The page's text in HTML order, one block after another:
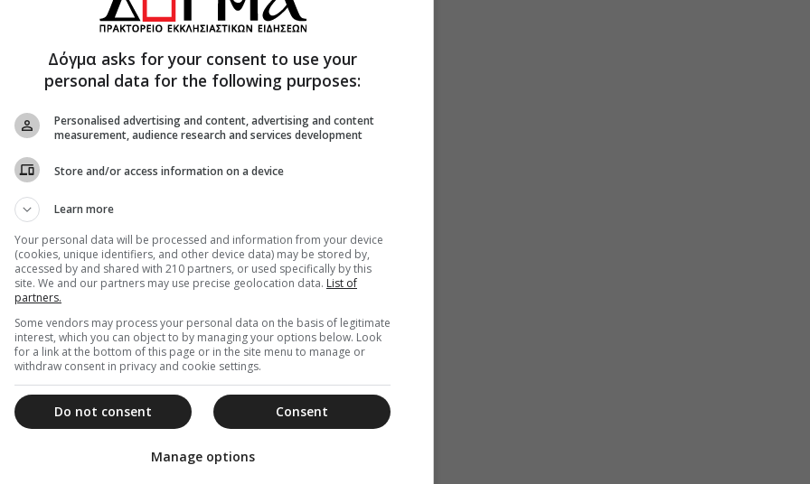
του τυφλού, έδειξε τον ίδιο τον τρόπο με
αρχή της δημιουργίας. Έτσι, το θαύμα γίνεται
Θεού, ο Δημιουργός του σύμπαντος κόσμου,
ἐγένετο». Ο Ίδιος που δημιούργησε τον
για να τον αναδημιουργήσει, να τον
ανοίξει τον δρόμο της σωτηρίας. Η πρώτη
και την παρακοή, γι’ αυτό ο Χριστός
να επαναφέρει τον άνθρωπο στη
με το Θεό.
στη στάση των ανθρώπων απέναντι στα
και οι παριστάμενοι ερευνούσαν και
και σήμερα ο άνθρωπος συχνά παραμένει
στη σύγκριση. Υπογράμμισε ότι ο άνθρωπος δεν
ενεργεί στη ζωή του άλλου, αλλά να αγωνίζεται
για τις δωρεές του Θεού. Η υπερβολική
σημείωσε, απομακρύνουν τον άνθρωπο από τη
φτώχεια.
της δημιουργίας. Ο άνθρωπος αποδίδει αξία
με ανθρώπινα μέτρα, όμως η κτίση δεν δόθηκε
Δόγμα asks for your consent to use your
personal data for the following purposes:
Personalised advertising and content, advertising and content
measurement, audience research and services development
Store and/or access information on a device
Learn more
Your personal data will be processed and information from your device
(cookies, unique identifiers, and other device data) may be stored by,
accessed by and shared with 210 partners, or used specifically by this
site. We and our partners may use precise geolocation data. List of
partners.
Some vendors may process your personal data on the basis of legitimate
interest, which you can object to by managing your options below. Look
for a link at the bottom of this page or in the site menu to manage or
withdraw consent in privacy and cookie settings.
Consent
Do not consent
Manage options